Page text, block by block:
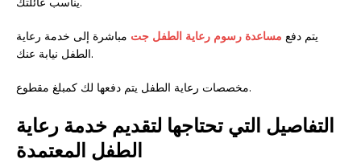
يتم دفع مساعدة رسوم رعاية الطفل جت مباشرة إلى خدمة رعاية
الطفل نيابة عنك.
مخصصات رعاية الطفل يتم دفعها لك كمبلغ مقطوع.
التفاصيل التي تحتاجها لتقديم خدمة رعاية
الطفل المعتمدة